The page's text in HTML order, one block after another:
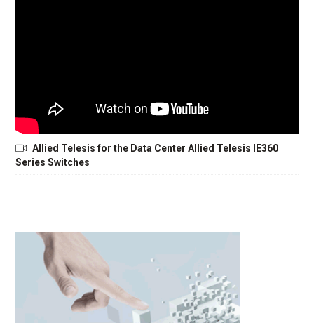
Allied Telesis for the Data Center Allied Telesis IE360
Series Switches